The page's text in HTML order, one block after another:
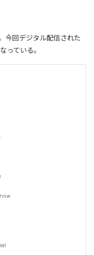
今回デジタル配信された
っている。